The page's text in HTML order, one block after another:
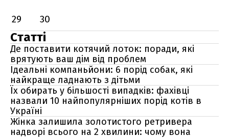
29
30
Статті
Де поставити котячий лоток: поради, які
врятують ваш дім від проблем
Ідеальні компаньйони: 6 порід собак, які
найкраще ладнають з дітьми
Їх обирать у більшості випадків: фахівці
назвали 10 найпопулярніших порід котів в
Україні
Жінка залишила золотистого ретривера
надворі всього на 2 хвилини: чому вона